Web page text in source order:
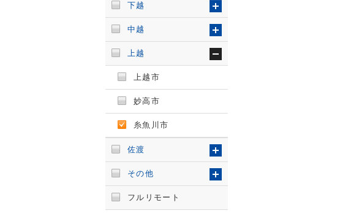
下越
中越
上越
上越市
妙高市
糸魚川市
佐渡
その他
フルリモート